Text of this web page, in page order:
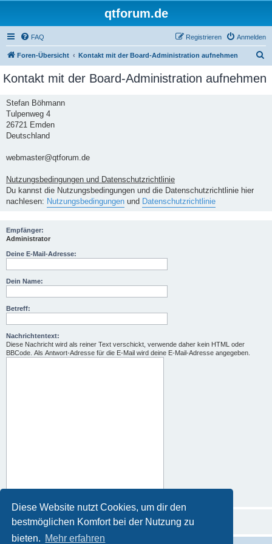
Diese Website nutzt Cookies, um dir den
bestmöglichen Komfort bei der Nutzung zu
bieten. Mehr erfahren
qtforum.de
FAQ Anmelden
Registrieren
Foren-Übersicht Kontakt mit der Board-Administration aufnehmen
c
Kontakt mit der Board-Administration aufnehmen
Stefan Böhmann
Tulpenweg 4
26721 Emden
Deutschland
webmaster@qtforum.de
Nutzungsbedingungen und Datenschutzrichtlinie
Du kannst die Nutzungsbedingungen und die Datenschutzrichtlinie hier
nachlesen: Nutzungsbedingungen und Datenschutzrichtlinie
Empfänger:
Administrator
Deine E-Mail-Adresse:
Dein Name:
Betreff:
Nachrichtentext:
Diese Nachricht wird als reiner Text verschickt, verwende daher kein HTML oder
BBCode. Als Antwort-Adresse für die E-Mail wird deine E-Mail-Adresse angegeben.